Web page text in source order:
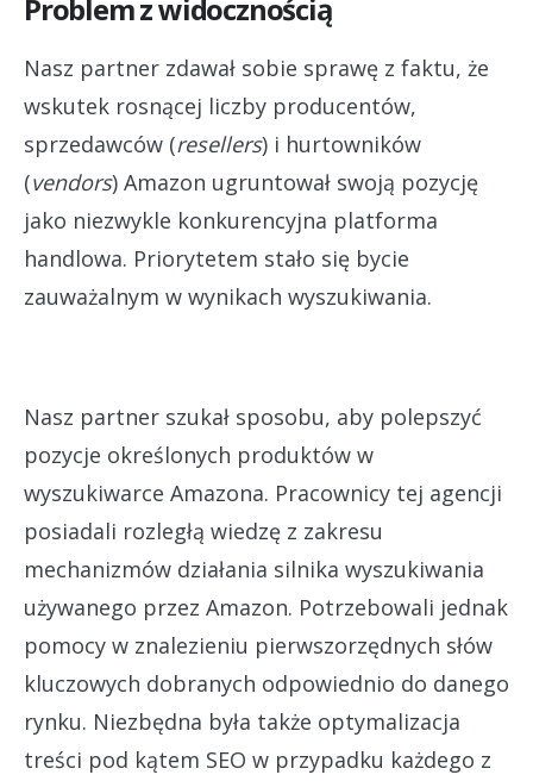
Problem z widocznością
Nasz partner zdawał sobie sprawę z faktu, że
wskutek rosnącej liczby producentów,
sprzedawców (resellers) i hurtowników
(vendors) Amazon ugruntował swoją pozycję
jako niezwykle konkurencyjna platforma
handlowa. Priorytetem stało się bycie
zauważalnym w wynikach wyszukiwania.
Nasz partner szukał sposobu, aby polepszyć
pozycje określonych produktów w
wyszukiwarce Amazona. Pracownicy tej agencji
posiadali rozległą wiedzę z zakresu
mechanizmów działania silnika wyszukiwania
używanego przez Amazon. Potrzebowali jednak
pomocy w znalezieniu pierwszorzędnych słów
kluczowych dobranych odpowiednio do danego
rynku. Niezbędna była także optymalizacja
treści pod kątem SEO w przypadku każdego z